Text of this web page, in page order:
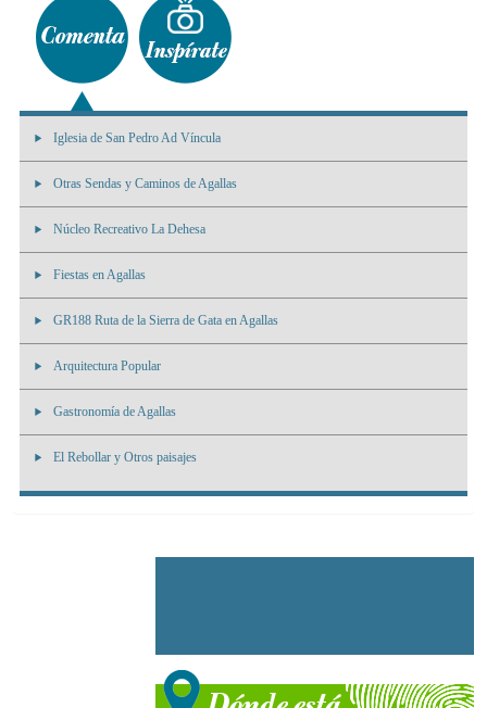
Iglesia de San Pedro Ad Víncula
Otras Sendas y Caminos de Agallas
Núcleo Recreativo La Dehesa
Fiestas en Agallas
GR188 Ruta de la Sierra de Gata en Agallas
Arquitectura Popular
Gastronomía de Agallas
El Rebollar y Otros paisajes